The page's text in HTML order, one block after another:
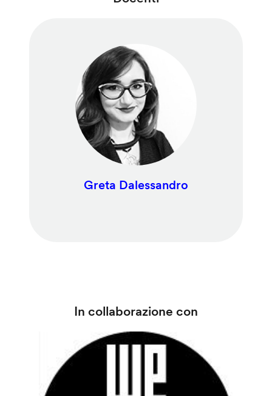
Greta Dalessandro
In collaborazione con